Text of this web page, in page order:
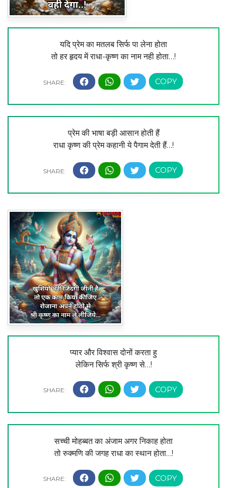
यदि प्रेम का मतलब सिर्फ पा लेना होता
तो हर हृदय में राधा-कृष्ण का नाम नही होता…!
प्रेम की भाषा बड़ी आसान होती हैं
राधा कृष्ण की प्रेम कहानी ये पैगाम देती हैं…!
प्यार और विश्वास दोनों करता हु
लेकिन सिर्फ श्री कृष्ण से…!
सच्ची मोहब्बत का अंजाम अगर निकाह होता
तो रुक्मणि की जगह राधा का स्थान होता…!